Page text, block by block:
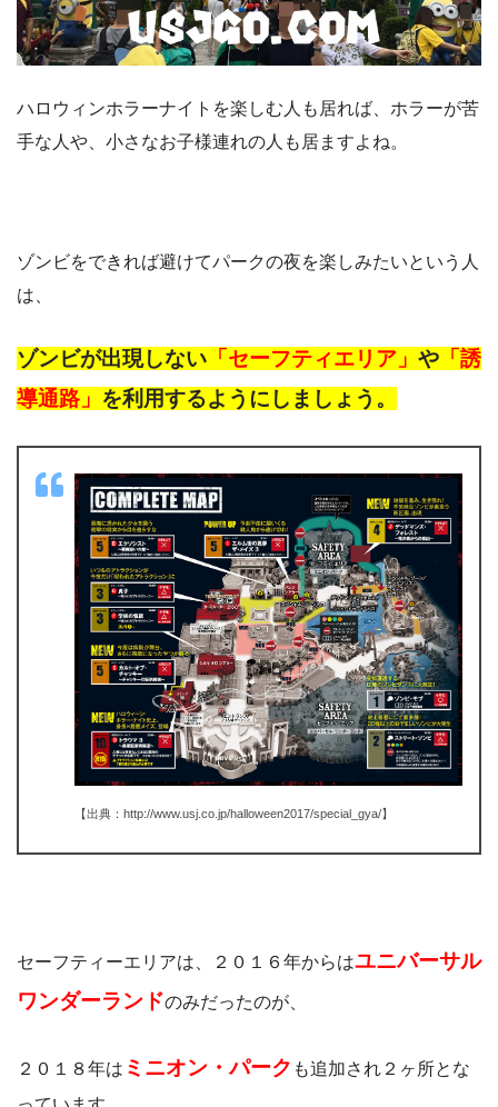
ハロウィンホラーナイトを楽しむ人も居れば、ホラーが苦
手な人や、小さなお子様連れの人も居ますよね。
ゾンビをできれば避けてパークの夜を楽しみたいという人
は、
ゾンビが出現しない 「セーフティエリア」 や 「誘
導通路」 を利用するようにしましょう。
【出典：http://www.usj.co.jp/halloween2017/special_gya/】
セーフティーエリアは、２０１６年からはユニバーサル
ワンダーランドのみだったのが、
２０１８年は ミニオン・パーク も追加され２ヶ所とな